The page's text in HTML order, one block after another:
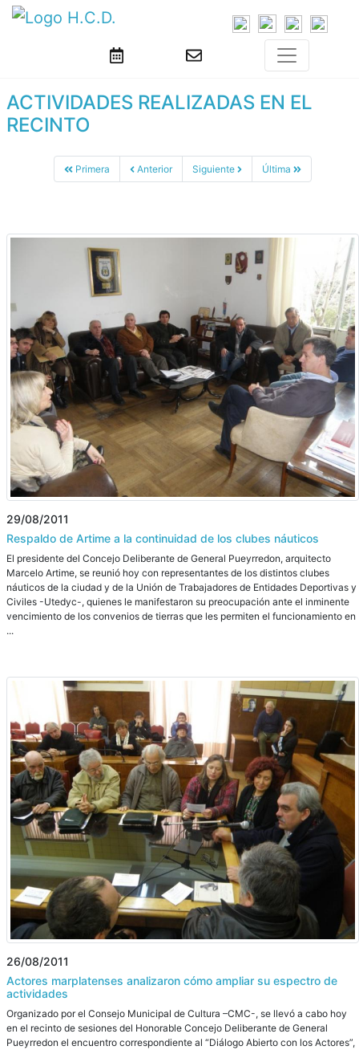
ACTIVIDADES REALIZADAS EN EL
RECINTO
Primera Anterior Siguiente Última
29/08/2011
Respaldo de Artime a la continuidad de los clubes náuticos
El presidente del Concejo Deliberante de General Pueyrredon, arquitecto
Marcelo Artime, se reunió hoy con representantes de los distintos clubes
náuticos de la ciudad y de la Unión de Trabajadores de Entidades Deportivas y
Civiles -Utedyc-, quienes le manifestaron su preocupación ante el inminente
vencimiento de los convenios de tierras que les permiten el funcionamiento en
...
26/08/2011
Actores marplatenses analizaron cómo ampliar su espectro de
actividades
Organizado por el Consejo Municipal de Cultura –CMC-, se llevó a cabo hoy
en el recinto de sesiones del Honorable Concejo Deliberante de General
Pueyrredon el encuentro correspondiente al “Diálogo Abierto con los Actores”,